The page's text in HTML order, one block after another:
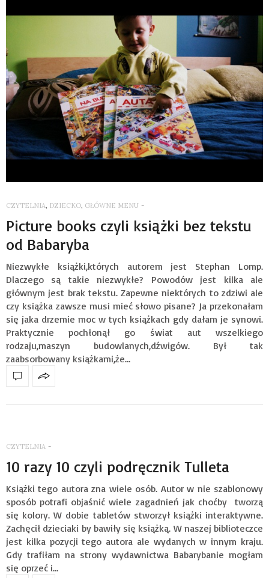
CZYTELNIA DZIECKO GŁÓWNE MENU -
Picture books czyli książki bez tekstu
od Babaryba
Niezwykłe książki,których autorem jest Stephan Lomp.
Dlaczego są takie niezwykłe? Powodów jest kilka ale
głównym jest brak tekstu. Zapewne niektórych to zdziwi ale
czy książka zawsze musi mieć słowo pisane? Ja przekonałam
się jaka drzemie moc w tych książkach gdy dałam je synowi.
Praktycznie pochłonął go świat aut wszelkiego
rodzaju,maszyn budowlanych,dźwigów. Był tak
zaabsorbowany książkami,że…
CZYTELNIA -
10 razy 10 czyli podręcznik Tulleta
Książki tego autora zna wiele osób. Autor w nie szablonowy
sposób potrafi objaśnić wiele zagadnień jak choćby tworzą
się kolory. W dobie tabletów stworzył książki interaktywne.
Zachęcił dzieciaki by bawiły się książką. W naszej biblioteczce
jest kilka pozycji tego autora ale wydanych w innym kraju.
Gdy trafiłam na strony wydawnictwa Babarybanie mogłam
się oprzeć i…